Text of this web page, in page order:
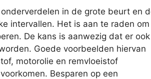
in de grote beurt en
intervallen. Het is aan te raden om
De kans is aanwezig dat er ook
Goede voorbeelden hiervan
motorolie en remvloeistof
Besparen op een